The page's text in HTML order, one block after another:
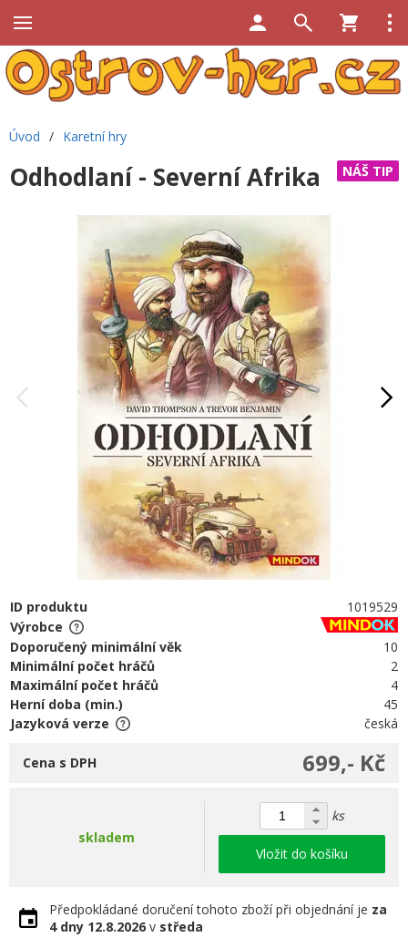
Úvod / Karetní hry
NÁŠ TIP
Odhodlaní - Severní Afrika
ID produktu
1019529
Výrobce
Doporučený minimální věk
10
Minimální počet hráčů
2
Maximální počet hráčů
4
Herní doba (min.)
45
Jazyková verze
česká
699,- Kč
Cena s DPH
skladem
ks
Vložit do košíku
Předpokládané doručení tohoto zboží při objednání je za
4 dny 12.8.2026 v středa